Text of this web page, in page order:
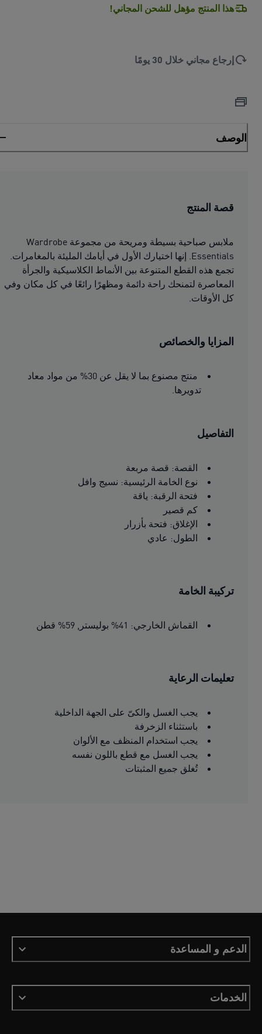
هذا المنتج مؤهل للشحن المجاني!
إرجاع مجاني خلال 30 يومًا
الوصف
قصة المنتج
ملابس صباحية بسيطة ومريحة من مجموعة Wardrobe
Essentials. إنها اختيارك الأول في أيامك المليئة بالمغامرات.
تجمع هذه القطع المتنوعة بين الأنماط الكلاسيكية والجرأة
المعاصرة لتمنحك راحة دائمة ومظهرًا رائعًا في كل مكان وفي
كل الأوقات.
المزايا والخصائص
منتج مصنوع بما لا يقل عن 30% من مواد معاد
تدويرها.
التفاصيل
القصة: قصة مربعة
نوع الخامة الرئيسية: نسيج وافل
فتحة الرقبة: ياقة
كم قصير
الإغلاق: فتحة بأزرار
الطول: عادي
تركيبة الخامة
القماش الخارجي: 41% بوليستر, 59% قطن
تعليمات الرعاية
يجب الغسل والكىّ على الجهة الداخلية
باستثناء الزخرفة
يجب استخدام المنظف مع الألوان
يجب الغسل مع قطع باللون نفسه
تُغلق جميع المثبتات
الدعم و المساعدة
الخدمات